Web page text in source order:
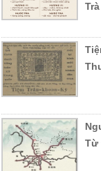
Trà
Từ